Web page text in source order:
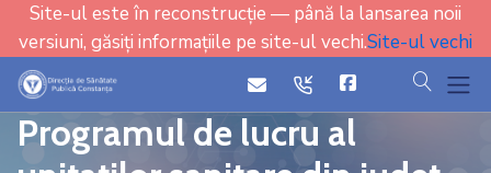
Site-ul este în reconstrucție — până la lansarea noii
versiuni, găsiți informațiile pe site-ul vechi.Site-ul vechi
iconicon cauta
Programul de lucru al